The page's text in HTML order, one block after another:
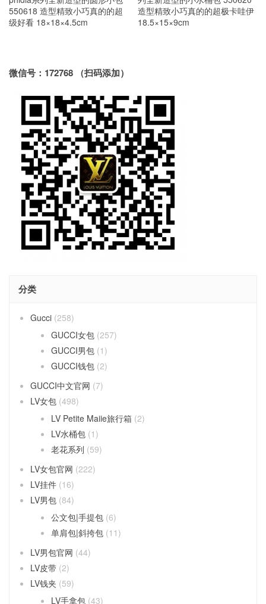
550618 造型精致小巧真的的超
级好看 18×18×4.5cm
造型精致小巧真的的超极卡哇伊
18.5×15×9cm
微信号：172768 （扫码添加）
分类
Gucci (258)
GUCCI女包 (257)
GUCCI男包 (1)
GUCCI钱包 (2)
GUCCI中文官网 (7)
LV女包 (498)
LV Petite Maiie旅行箱 (2)
LV水桶包 (1)
老花系列 (59)
LV女包官网 (222)
LV挂件 (16)
LV男包 (84)
公文包|手提包 (6)
单肩包|斜挎包 (11)
LV男包官网 (44)
LV皮带 (2)
LV钱夹 (59)
LV手拿包 (43)